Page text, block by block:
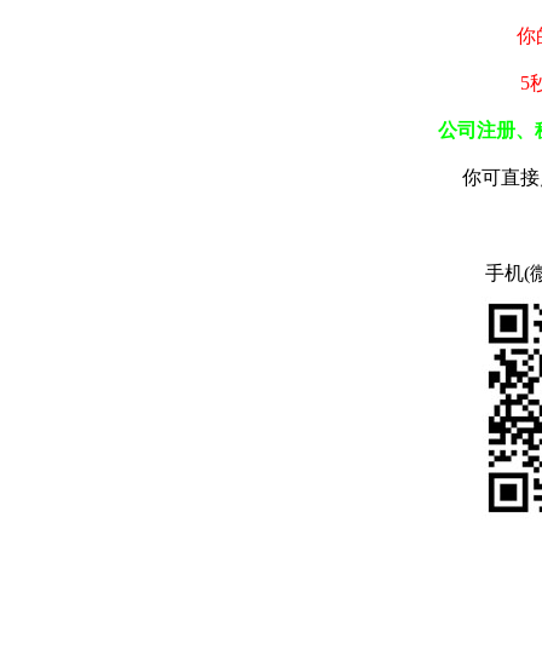
你
5
公司注册、
你可直
手机(